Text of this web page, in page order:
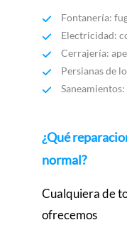
Fontanería:
Electricidad:
Cerrajería:
Persianas de
Saneamientos:
¿Qué
normal?
Cualquiera de
ofrecemos